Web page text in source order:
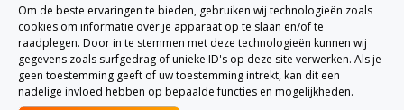
Om de beste ervaringen te bieden, gebruiken wij technologieën zoals
cookies om informatie over je apparaat op te slaan en/of te
raadplegen. Door in te stemmen met deze technologieën kunnen wij
gegevens zoals surfgedrag of unieke ID's op deze site verwerken. Als je
geen toestemming geeft of uw toestemming intrekt, kan dit een
nadelige invloed hebben op bepaalde functies en mogelijkheden.
Zoals eerder al gemeld, kan over van alles een
hulpvraag worden ingediend. Het valt bijvoorbeeld op
dat het aantal hulpvragen omtrent burenruzies met
ongeveer 36 procent is gestegen. De meest